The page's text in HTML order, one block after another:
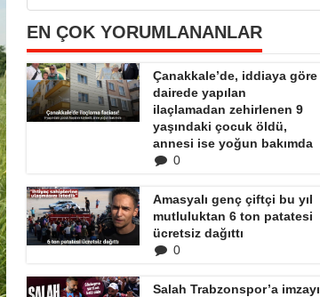
EN ÇOK YORUMLANANLAR
Çanakkale’de, iddiaya göre
dairede yapılan
ilaçlamadan zehirlenen 9
yaşındaki çocuk öldü,
annesi ise yoğun bakımda
0
Amasyalı genç çiftçi bu yıl
mutluluktan 6 ton patatesi
ücretsiz dağıttı
0
Salah Trabzonspor’a imzayı